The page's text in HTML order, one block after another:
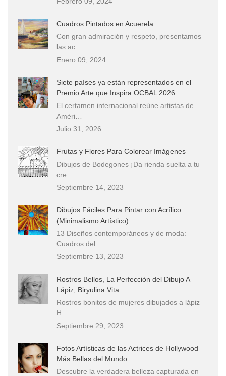
Cuadros Pintados en Acuerela
Con gran admiración y respeto, presentamos
las ac…
Enero 09, 2024
Siete países ya están representados en el
Premio Arte que Inspira OCBAL 2026
El certamen internacional reúne artistas de
Améri…
Julio 31, 2026
Frutas y Flores Para Colorear Imágenes
Dibujos de Bodegones ¡Da rienda suelta a tu
cre…
Septiembre 14, 2023
Dibujos Fáciles Para Pintar con Acrílico
(Minimalismo Artístico)
13 Diseños contemporáneos y de moda:
Cuadros del…
Septiembre 13, 2023
Rostros Bellos, La Perfección del Dibujo A
Lápiz, Biryulina Vita
Rostros bonitos de mujeres dibujados a lápiz
H…
Septiembre 29, 2023
Fotos Artísticas de las Actrices de Hollywood
Más Bellas del Mundo
Descubre la verdadera belleza capturada en